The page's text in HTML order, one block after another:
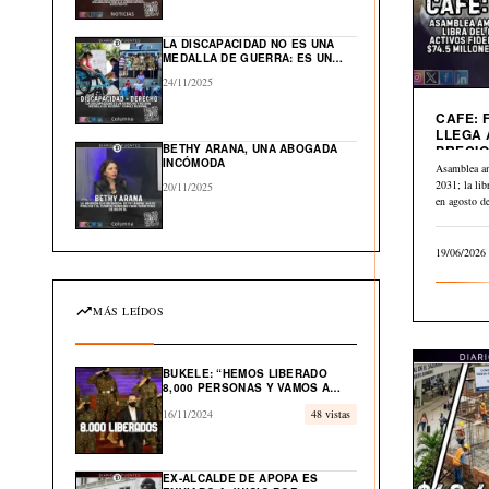
LA DISCAPACIDAD NO ES UNA
MEDALLA DE GUERRA: ES UN
24/11/2025
BETHY ARANA, UNA ABOGADA
INCÓMODA
20/11/2025
MÁS LEÍDOS
BUKELE: “HEMOS LIBERADO
8,000 PERSONAS Y VAMOS A
INOCENTES”
16/11/2024 48 vistas
EX-ALCALDE DE APOPA ES
CAFE:
LLEGA
A $2.84
Asamblea
2031; la
en agosto
19/06/2026